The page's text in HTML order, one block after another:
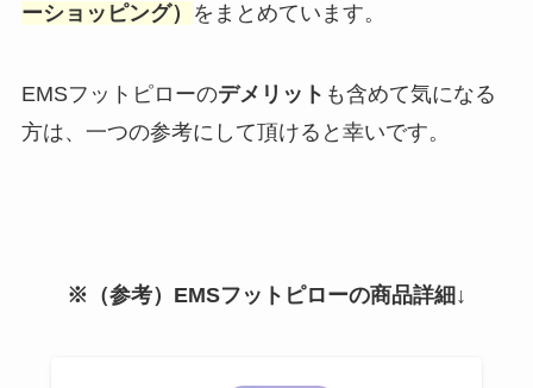
ーショッピング）
をまとめています。
EMSフットピローのデメリット も含めて気になる
方は、一つの参考にして頂けると幸いです。
※（参考）EMSフットピローの商品詳細↓